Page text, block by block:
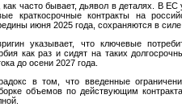
как часто бывает, дьявол в деталях. В
краткосрочные контракты на
июня 2025 года, сохраняются в силе
указывает, что ключевые
как раз и сидят на таких
до осени 2027 года.
в том, что введенные
объемов по действующим